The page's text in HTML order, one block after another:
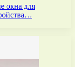
окна для